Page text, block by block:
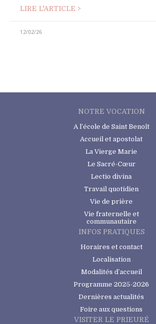
LIRE L'ARTICLE >
12/02/26
NOTRE VOCATION
A l’école de Saint Benoît
Accueil et apostolat
La Vierge Marie
Le Sacré-Cœur
Lectio divina
Travail quotidien
Vie de prière
Vie fraternelle et
communautaire
INFOS PRATIQUES
Horaires et contact
Localisation
Modalités d’accueil
Programme 2025-2026
Dernières actualités
Foire aux questions
VISITER LE PRIEURÉ